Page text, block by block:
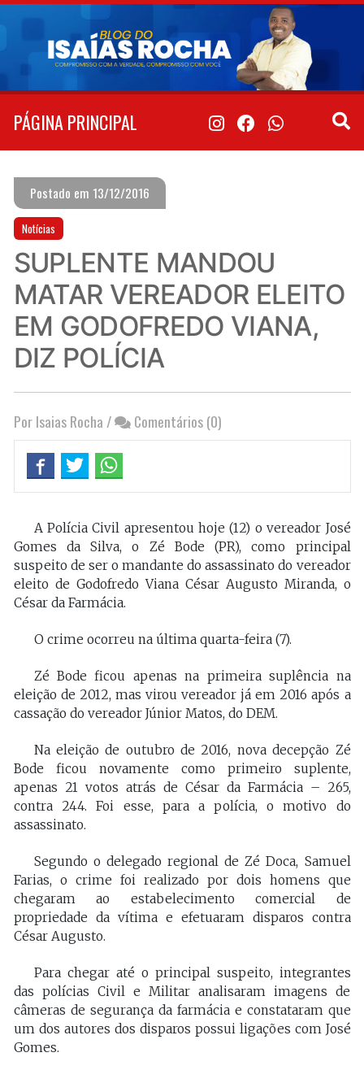
Pular
conteúdo
PÁGINA PRINCIPAL
Postado em 13/12/2016
Notícias
SUPLENTE MANDOU
MATAR VEREADOR ELEITO
EM GODOFREDO VIANA,
DIZ POLÍCIA
Por Isaias Rocha / Comentários (0)
A Polícia Civil apresentou hoje (12) o vereador José
Gomes da Silva, o Zé Bode (PR), como principal
suspeito de ser o mandante do assassinato do vereador
eleito de Godofredo Viana César Augusto Miranda, o
César da Farmácia.
O crime ocorreu na última quarta-feira (7).
Zé Bode ficou apenas na primeira suplência na
eleição de 2012, mas virou vereador já em 2016 após a
cassação do vereador Júnior Matos, do DEM.
Na eleição de outubro de 2016, nova decepção Zé
Bode ficou novamente como primeiro suplente,
apenas 21 votos atrás de César da Farmácia – 265,
contra 244. Foi esse, para a polícia, o motivo do
assassinato.
Segundo o delegado regional de Zé Doca, Samuel
Farias, o crime foi realizado por dois homens que
chegaram ao estabelecimento comercial de
propriedade da vítima e efetuaram disparos contra
César Augusto.
Para chegar até o principal suspeito, integrantes
das polícias Civil e Militar analisaram imagens de
câmeras de segurança da farmácia e constataram que
um dos autores dos disparos possui ligações com José
Gomes.